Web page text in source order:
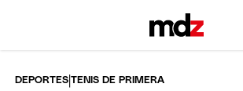
DEPORTES |TENIS DE PRIMERA